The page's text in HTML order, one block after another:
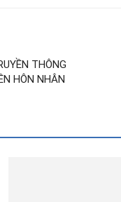
THÔNG
HÔN NHÂN